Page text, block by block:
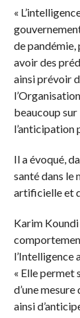
«
de pandémie,
avoir des
ainsi prévoir
beaucoup sur
l’anticipation
Il a évoqué,
santé dans le
artificielle et
Karim Koundi
l’Intelligence
« Elle permet
d’une
ainsi